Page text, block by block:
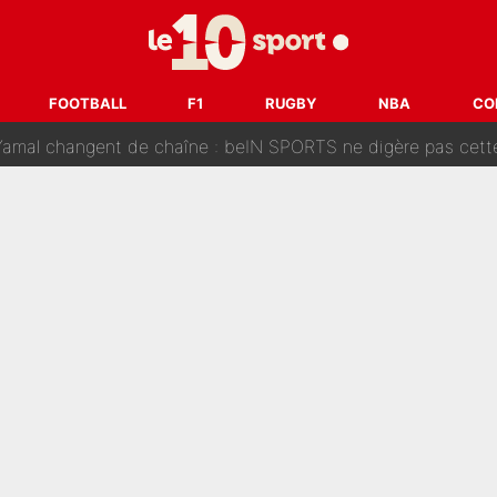
FOOTBALL F1 RUGBY NBA
les recrues espérées par Bruno Genesio et Grégory
: Ces autres joueurs du XV de France pourraient aussi quitter le Stade
changent de chaîne : beIN SPORTS ne digère pas cette décision